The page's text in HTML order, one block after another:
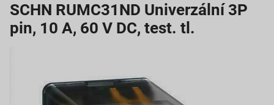
SCHN RUMC31ND Univerzální 3P
pin, 10 A, 60 V DC, test. tl.